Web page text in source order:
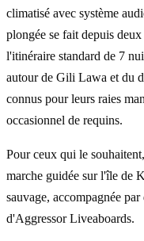
climatisé avec système
plongée se fait depuis
l'itinéraire standard de 7
autour de Gili Lawa et du
connus pour leurs raies
occasionnel de requins.
Pour ceux qui le
marche guidée sur l'île de
sauvage, accompagnée
d'Aggressor Liveaboards.